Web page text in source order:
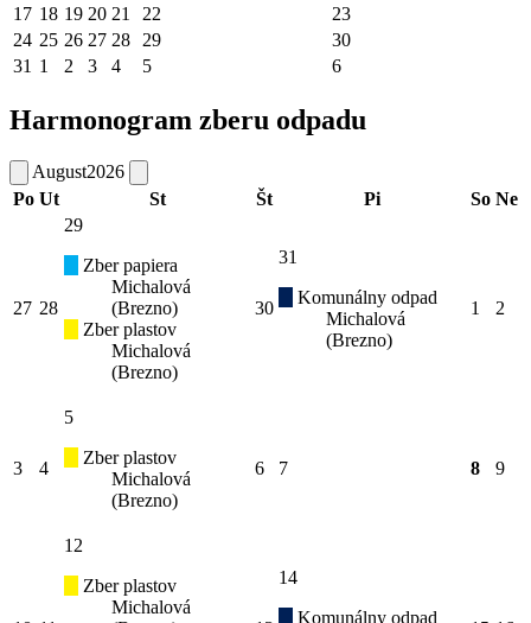
17 18 19 20 21 22
23
24 25 26 27 28 29
30
31 1 2 3 4 5 6
Harmonogram zberu odpadu
August2026
Po Ut St Št Pi So Ne
27 28
29
Zber papiera
Michalová
(Brezno)
Zber plastov
Michalová
(Brezno)
30
31
Komunálny odpad
Michalová
(Brezno)
1 2
3 4
5
Zber plastov
Michalová
(Brezno)
6 7 8 9
12
Zber plastov
Michalová
14
Komunálny odpad